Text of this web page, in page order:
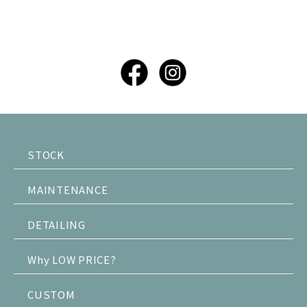
STOCK
MAINTENANCE
DETAILING
Why LOW PRICE?
CUSTOM